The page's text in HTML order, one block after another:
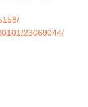
23069044/